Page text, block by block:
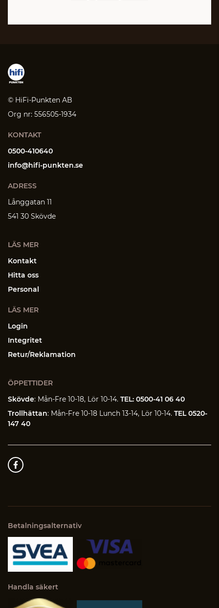
© HiFi-Punkten AB
Org nr: 556505-1934
KONTAKT
0500-410640
info@hifi-punkten.se
ADRESS
Långgatan 11
541 30 Skövde
LÄS MER
Kontakt
Hitta oss
Personal
LÄS MER
Login
Integritet
Retur/Reklamation
ÖPPETTIDER
Skövde: Mån-Fre 10-18, Lör 10-14. TEL: 0500-41 06 40
Trollhättan: Mån-Fre 10-18 Lunch 13-14, Lör 10-14. TEL 0520-
147 40
Betalningsalternativ
Handla säkert